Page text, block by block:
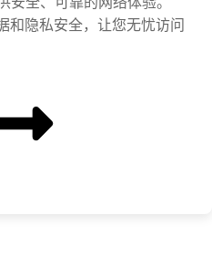
和隐私安全，让您无忧访问